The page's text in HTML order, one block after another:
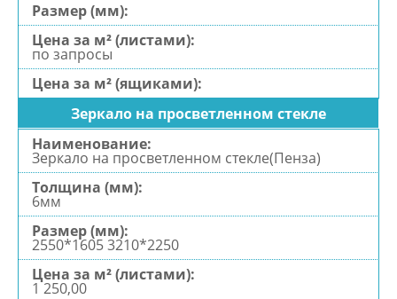
по запросы
Зеркало на просветленном стекле
Зеркало на просветленном стекле(Пенза)
6мм
2550*1605 3210*2250
1 250,00